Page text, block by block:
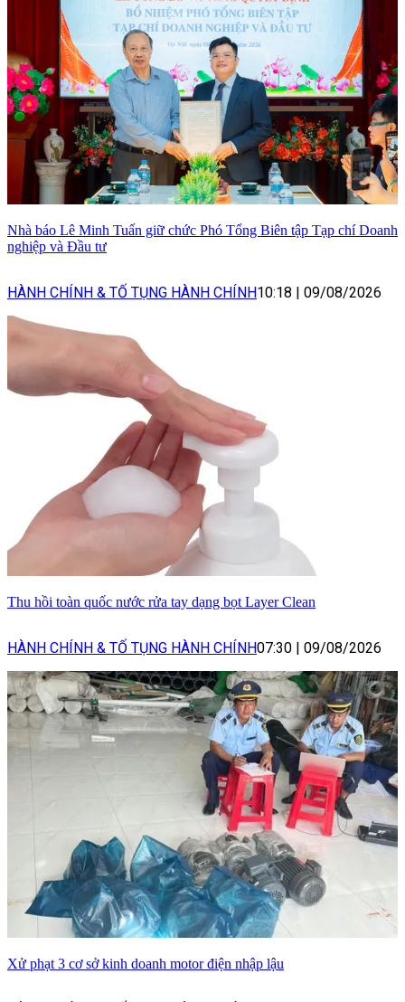
Nhà báo Lê Minh Tuấn giữ chức Phó Tổng Biên tập Tạp chí Doanh
nghiệp và Đầu tư
HÀNH CHÍNH & TỐ TỤNG HÀNH CHÍNH10:18 | 09/08/2026
Thu hồi toàn quốc nước rửa tay dạng bọt Layer Clean
HÀNH CHÍNH & TỐ TỤNG HÀNH CHÍNH07:30 | 09/08/2026
Xử phạt 3 cơ sở kinh doanh motor điện nhập lậu